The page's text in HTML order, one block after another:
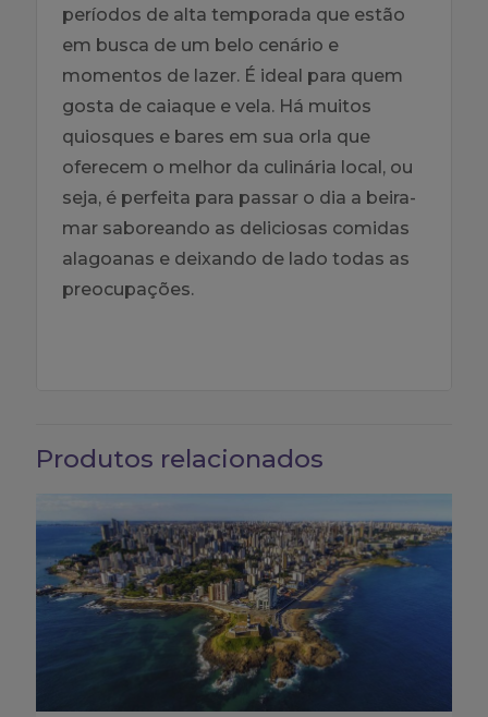
períodos de alta temporada que estão
em busca de um belo cenário e
momentos de lazer. É ideal para quem
gosta de caiaque e vela. Há muitos
quiosques e bares em sua orla que
oferecem o melhor da culinária local, ou
seja, é perfeita para passar o dia a beira-
mar saboreando as deliciosas comidas
alagoanas e deixando de lado todas as
preocupações.
Produtos relacionados